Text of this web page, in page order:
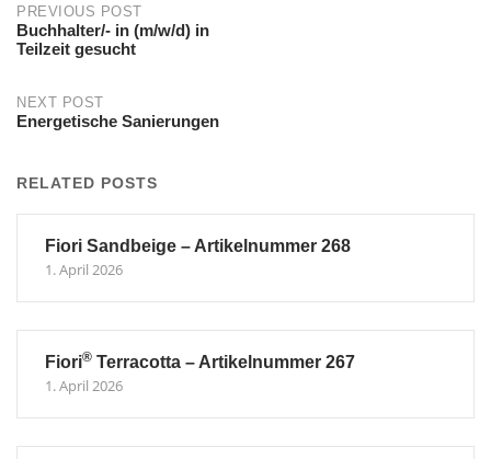
Post
navigation
PREVIOUS POST
Buchhalter/- in (m/w/d) in
Teilzeit gesucht
NEXT POST
Energetische Sanierungen
RELATED POSTS
Fiori Sandbeige – Artikelnummer 268
1. April 2026
Fiori® Terracotta – Artikelnummer 267
1. April 2026